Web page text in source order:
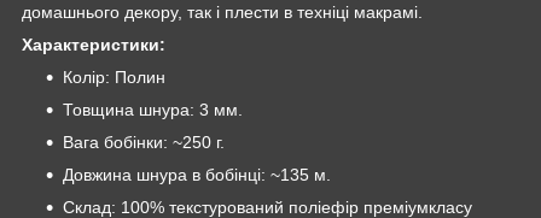
домашнього декору, так і плести в техніці макрамі.
Характеристики:
Колір: Полин
Товщина шнура: 3 мм.
Вага бобінки: ~250 г.
Довжина шнура в бобінці: ~135 м.
Склад: 100% текстурований поліефір преміумкласу